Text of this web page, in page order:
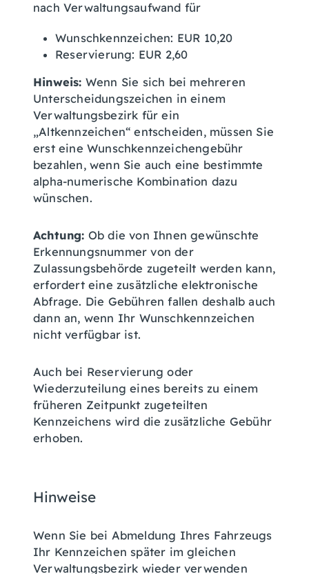
nach Verwaltungsaufwand für
Wunschkennzeichen: EUR 10,20
Reservierung: EUR 2,60
Hinweis: Wenn Sie sich bei mehreren
Unterscheidungszeichen in einem
Verwaltungsbezirk für ein
„Altkennzeichen“ entscheiden, müssen Sie
erst eine Wunschkennzeichengebühr
bezahlen, wenn Sie auch eine bestimmte
alpha-numerische Kombination dazu
wünschen.
Achtung: Ob die von Ihnen gewünschte
Erkennungsnummer von der
Zulassungsbehörde zugeteilt werden kann,
erfordert eine zusätzliche elektronische
Abfrage. Die Gebühren fallen deshalb auch
dann an, wenn Ihr Wunschkennzeichen
nicht verfügbar ist.
Auch bei Reservierung oder
Wiederzuteilung eines bereits zu einem
früheren Zeitpunkt zugeteilten
Kennzeichens wird die zusätzliche Gebühr
erhoben.
Hinweise
Wenn Sie bei Abmeldung Ihres Fahrzeugs
Ihr Kennzeichen später im gleichen
Verwaltungsbezirk wieder verwenden